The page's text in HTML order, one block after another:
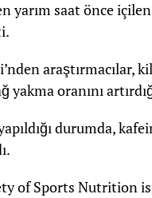
yarım saat önce
araştırmacılar,
oranını
durumda,
of Sports Nutrition